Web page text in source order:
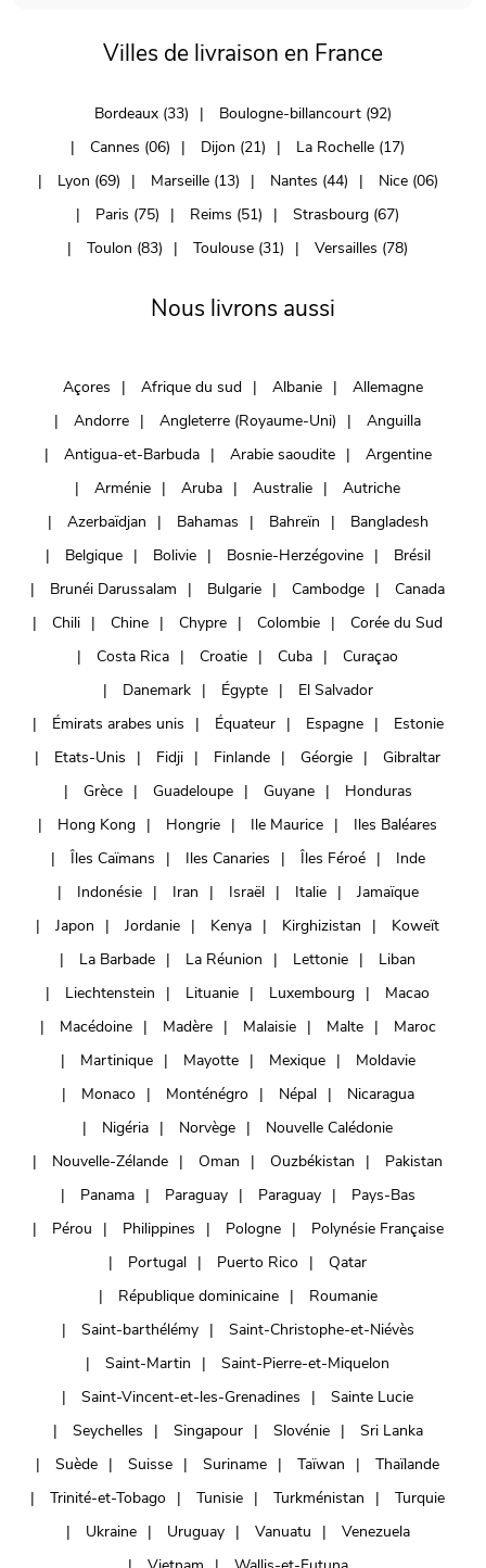
Villes de livraison en France
Bordeaux (33)
Boulogne-billancourt (92)
Cannes (06)
Dijon (21)
La Rochelle (17)
Lyon (69)
Marseille (13) Nantes (44)
Nice (06)
Paris (75)
Reims (51)
Strasbourg (67)
Toulon (83)
Toulouse (31) Versailles (78)
Nous livrons aussi
Açores Afrique du sud Albanie
Allemagne
Andorre
Angleterre (Royaume-Uni)
Anguilla
Antigua-et-Barbuda
Arabie saoudite
Argentine
Arménie
Aruba Australie
Autriche
Azerbaïdjan
Bahamas Bahreïn
Bangladesh
Belgique
Bolivie Bosnie-Herzégovine
Brésil
Brunéi Darussalam
Bulgarie Cambodge
Canada
Chili
Chine Chypre Colombie
Corée du Sud
Costa Rica
Croatie Cuba
Curaçao
Danemark
Égypte
El Salvador
Émirats arabes unis
Équateur Espagne
Estonie
Etats-Unis
Fidji Finlande Géorgie
Gibraltar
Grèce
Guadeloupe Guyane
Honduras
Hong Kong
Hongrie Ile Maurice
Iles Baléares
Îles Caïmans
Iles Canaries Îles Féroé
Inde
Indonésie
Iran Israël Italie
Jamaïque
Japon
Jordanie Kenya Kirghizistan
Koweït
La Barbade
La Réunion Lettonie
Liban
Liechtenstein
Lituanie Luxembourg
Macao
Macédoine
Madère Malaisie Malte
Maroc
Martinique
Mayotte Mexique
Moldavie
Monaco
Monténégro Népal
Nicaragua
Nigéria
Norvège
Nouvelle Calédonie
Nouvelle-Zélande
Oman Ouzbékistan
Pakistan
Panama
Paraguay Paraguay
Pays-Bas
Pérou
Philippines Pologne
Polynésie Française
Portugal
Puerto Rico
Qatar
République dominicaine
Roumanie
Saint-barthélémy
Saint-Christophe-et-Niévès
Saint-Martin
Saint-Pierre-et-Miquelon
Saint-Vincent-et-les-Grenadines
Sainte Lucie
Seychelles
Singapour Slovénie
Sri Lanka
Suède
Suisse Suriname Taïwan
Thaïlande
Trinité-et-Tobago
Tunisie Turkménistan
Turquie
Ukraine
Uruguay Vanuatu
Venezuela